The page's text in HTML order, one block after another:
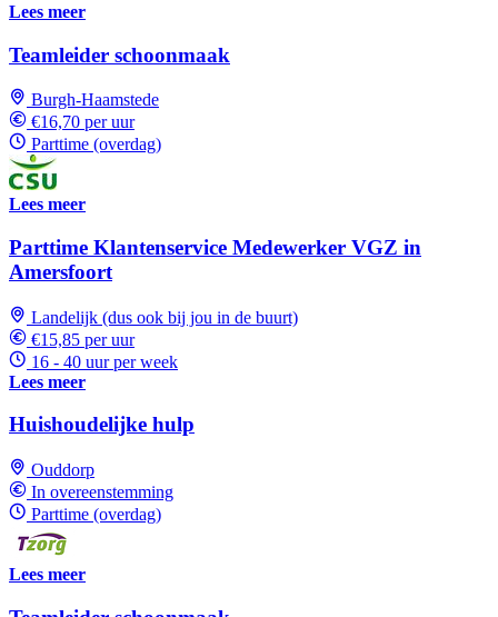
Lees meer
Teamleider schoonmaak
Burgh-Haamstede
€16,70 per uur
Parttime (overdag)
Lees meer
Parttime Klantenservice Medewerker VGZ in
Amersfoort
Landelijk (dus ook bij jou in de buurt)
€15,85 per uur
16 - 40 uur per week
Lees meer
Huishoudelijke hulp
Ouddorp
In overeenstemming
Parttime (overdag)
Lees meer